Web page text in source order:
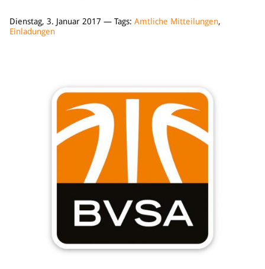
Dienstag, 3. Januar 2017 — Tags: Amtliche Mitteilungen,
Einladungen